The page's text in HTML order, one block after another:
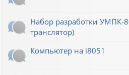
Набор разработки УМПК-
транслятор)
Компьютер на i8051